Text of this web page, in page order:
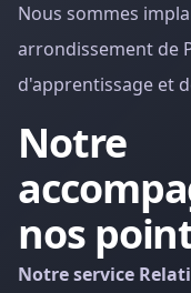
Nous sommes
arrondissement de
d'apprentissage et
Notre
nos
Notre service